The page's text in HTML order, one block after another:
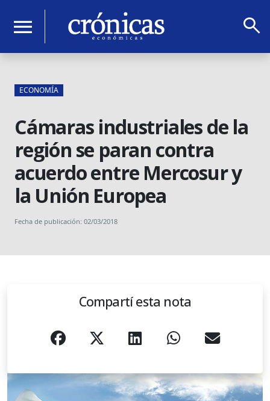
menu search
ECONOMÍA
Cámaras industriales de la
región se paran contra
acuerdo entre Mercosur y
la Unión Europea
Fecha de publicación: 02/03/2018
Compartí esta nota